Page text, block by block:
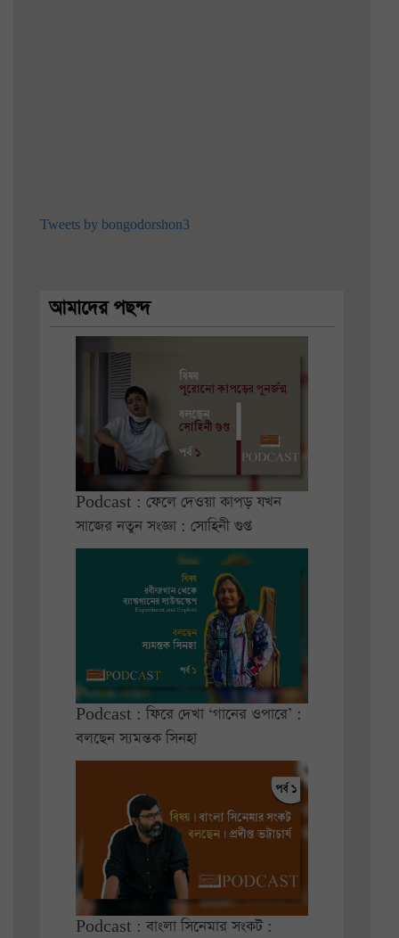
Tweets by bongodorshon3
আমাদের পছন্দ
Podcast : ফেলে দেওয়া কাপড় যখন
সাজের নতুন সংজ্ঞা : সোহিনী গুপ্ত
Podcast : ফিরে দেখা ‘গানের ওপারে’ :
বলছেন স্যমন্তক সিনহা
Podcast : বাংলা সিনেমার সংকট :